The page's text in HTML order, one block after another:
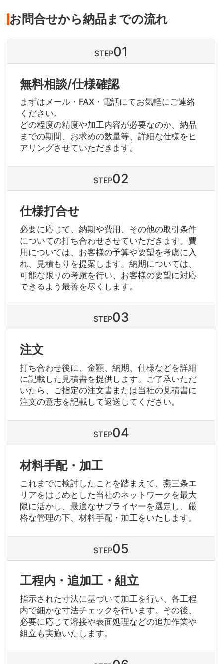
お問合せから納品までの流れ
STEP
無料相談/仕様確認
まずはメール・FAX・電話にてお気軽にご連絡
ください。
どの程度の精度や加工内容が必要なのか、納品
までの期間、お求めの数量等、詳細な仕様をヒ
アリングさせていただきます。
STEP
仕様打合せ
必要に応じて、納期や費用、その他の取引条件
についての打ち合わせさせていただきます。費
用については、お客様の予算や要望を考慮に入
れ、見積もりを提案します。納期については、
可能な限りの考慮を行い、お客様の要望に対応
できるよう最善を尽くします。
STEP
注文
打ち合わせ後に、金額、納期、仕様などを詳細
に記載した見積書を提供します。ご了承いただ
いたら、ご指定の注文書または当社の見積書に
注文の意志を記載して返送してください。
STEP
材料手配・加工
これまでに検討したことを踏まえて、燕三条エ
リアをはじめとした当社のネットワークを最大
限に活かし、最適なサプライヤーを選定し、厳
格な管理の下、材料手配・加工をいたします。
STEP
工程内・追加工・組立
指示された寸法に基づいて加工を行い、各工程
内で細かな寸法チェックを行います。その後、
必要に応じて溶接や表面処理などの追加作業や
組立も実施いたします。